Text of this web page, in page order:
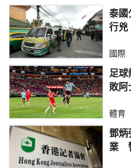
泰國
行
國際
足球
敗阿
體育
鄧炳
業